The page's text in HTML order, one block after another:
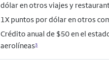
dólar en otros viajes y
1X puntos por dólar en otros
Crédito anual de $50 en el
aerolíneas3